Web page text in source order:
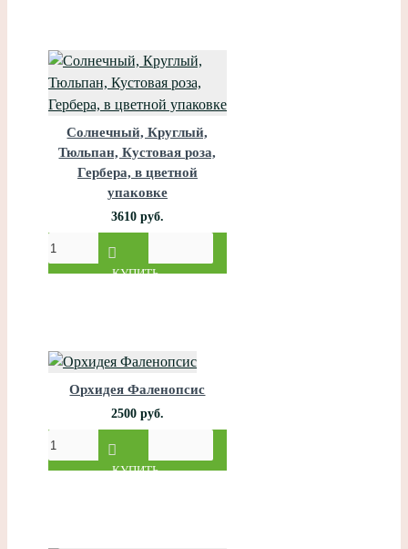
Солнечный, Круглый,
Тюльпан, Кустовая роза,
Гербера, в цветной
упаковке
3610 руб.
КУПИТЬ
Орхидея Фаленопсис
2500 руб.
КУПИТЬ